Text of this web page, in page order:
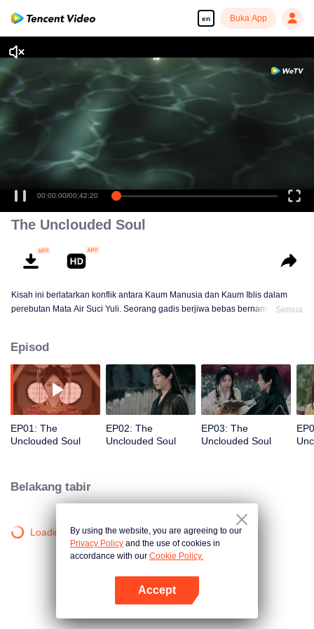
en Buka App
00:00:00/00:42:20
The Unclouded Soul
Kisah ini berlatarkan konflik antara Kaum Manusia dan Kaum Iblis dalam
perebutan Mata Air Suci Yuli. Seorang gadis berjiwa bebas bernama Xiao
Ye, Raja Iblis. Setelah melalui pelbagai pengalaman hidup dan memahami
hakikat nafsu serta keinginan, Hong Ye menyedari bahawa Xiao Yao
memiliki hati yang suci dan tidak dikuasai oleh keinginan duniawi. Bersama-
sama, mereka menentang musuh yang kuat dan merungkai kebenaran di
sebalik konflik Mata Air Suci Yuli.
Semua
Episod
EP01: The
Unclouded Soul
EP02: The
Unclouded Soul
EP03: The
Unclouded Soul
Belakang tabir
Loading…By using the website, you are agreeing to our
Privacy Policy and the use of cookies in
accordance with our Cookie Policy.
Accept